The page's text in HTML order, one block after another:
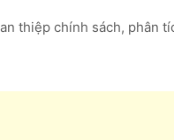
thiệp chính sách, phân